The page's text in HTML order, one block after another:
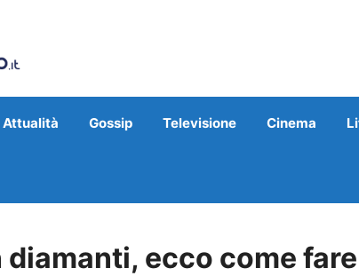
Attualità Gossip Televisione Cinema
diamanti, ecco come fare